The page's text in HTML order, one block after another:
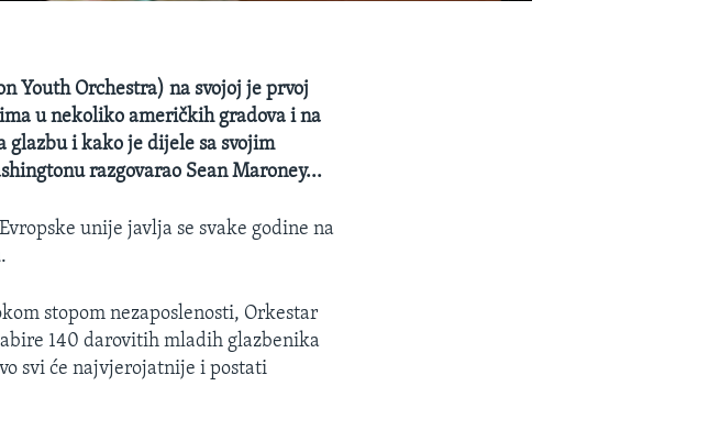
Youth Orchestra) na svojoj je prvoj
u nekoliko američkih gradova i na
glazbu i kako je dijele sa svojim
razgovarao Sean Maroney...
unije javlja se svake godine na
stopom nezaposlenosti, Orkestar
140 darovitih mladih glazbenika
svi će najvjerojatnije i postati